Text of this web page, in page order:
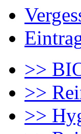
>>
>>
>>